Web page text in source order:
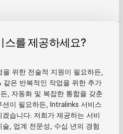
스를 제공하세요?
을 위한 전술적 지원이 필요하든,
같은 반복적인 작업을 위한 추가
, 자동화 및 복잡한 통합을 갖춘
션이 필요하든, Intralinks 서비스
습니다. 저희가 제공하는 서비
술, 업계 전문성, 수십 년의 경험